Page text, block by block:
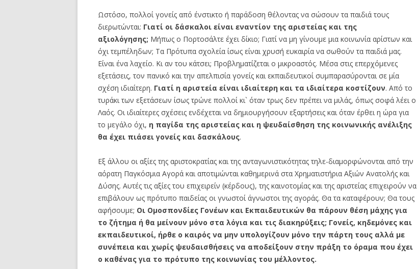
Ωστόσο, πολλοί γονείς από ένστικτο ή παράδοση θέλοντας να σώσουν τα παιδιά τους
διερωτώνται: Γιατί οι δάσκαλοι είναι εναντίον της αριστείας και της
αξιολόγησης; Μήπως ο Πορτοσάλτε έχει δίκιο; Γιατί να μη γίνουμε μια κοινωνία αρίστων και
όχι τεμπέληδων; Τα Πρότυπα σχολεία ίσως είναι χρυσή ευκαιρία να σωθούν τα παιδιά μας.
Είναι ένα λαχείο. Κι αν του κάτσει; Προβληματίζεται ο μικροαστός. Μέσα στις επερχόμενες
εξετάσεις, τον πανικό και την απελπισία γονείς και εκπαιδευτικοί συμπαρασύρονται σε μία
σχέση ιδιαίτερη. Γιατί η αριστεία είναι ιδιαίτερη και τα ιδιαίτερα κοστίζουν. Από το
τυράκι των εξετάσεων ίσως τρώνε πολλοί κι` όταν τρως δεν πρέπει να μιλάς, όπως σοφά λέει ο
Λαός. Οι ιδιαίτερες σχέσεις ενδέχεται να δημιουργήσουν εξαρτήσεις και όταν έρθει η ώρα για
το μεγάλο όχι, η παγίδα της αριστείας και η ψευδαίσθηση της κοινωνικής ανέλιξης
θα έχει πιάσει γονείς και δασκάλους.
Εξ άλλου οι αξίες της αριστοκρατίας και της ανταγωνιστικότητας τηλε-διαμορφώνονται από την
αόρατη Παγκόσμια Αγορά και αποτιμώνται καθημερινά στα Χρηματιστήρια Αξιών Ανατολής και
Δύσης. Αυτές τις αξίες του επιχειρείν (κέρδους), της καινοτομίας και της αριστείας επιχειρούν να
επιβάλουν ως πρότυπο παιδείας οι γνωστοί άγνωστοι της αγοράς. Θα τα καταφέρουν; Θα τους
αφήσουμε; Οι Ομοσπονδίες Γονέων και Εκπαιδευτικών θα πάρουν θέση μάχης για
το ζήτημα ή θα μείνουν μόνο στα λόγια και τις διακηρύξεις; Γονείς, κηδεμόνες και
εκπαιδευτικοί, ήρθε ο καιρός να μην υπολογίζουν μόνο την πάρτη τους αλλά με
συνέπεια και χωρίς ψευδαισθήσεις να αποδείξουν στην πράξη το όραμα που έχει
ο καθένας για το πρότυπο της κοινωνίας του μέλλοντος.